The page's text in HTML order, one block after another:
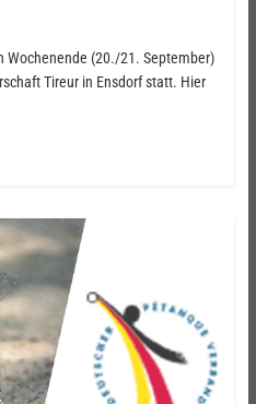
Wochenende (20./21. September)
Tireur in Ensdorf statt. Hier